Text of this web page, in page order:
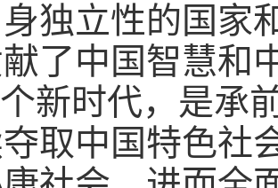
独立性的国家
了中国智慧和
新时代，是承
取中国特色社